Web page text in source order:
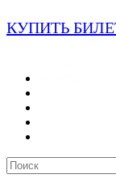
КУПИТЬ